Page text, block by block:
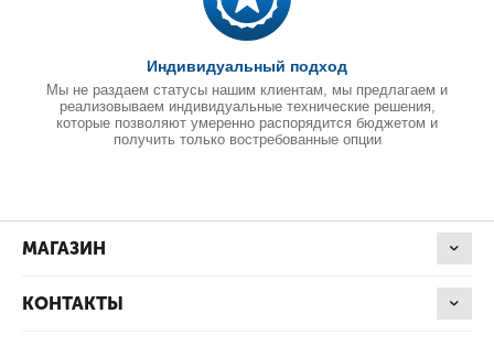
Индивидуальный подход
Мы не раздаем статусы нашим клиентам, мы предлагаем и
реализовываем индивидуальные технические решения,
которые позволяют умеренно распорядится бюджетом и
получить только востребованные опции
МАГАЗИН
КОНТАКТЫ